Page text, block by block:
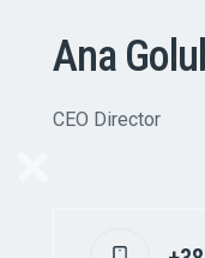
Ana
CEO Director